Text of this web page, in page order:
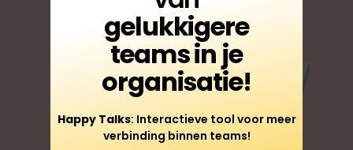
gelukkigere
teams in je
organisatie!
Happy Talks: Interactieve tool voor meer
verbinding binnen teams!